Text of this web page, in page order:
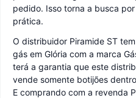
pedido. Isso torna a busca
prática.
O distribuidor Piramide ST
gás em Glória com a marca
terá a garantia que este
vende somente botijões
E comprando com a revenda